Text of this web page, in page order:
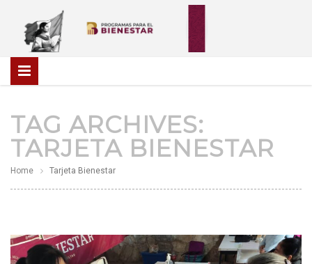
TAG ARCHIVES:
TARJETA BIENESTAR
Home Tarjeta Bienestar